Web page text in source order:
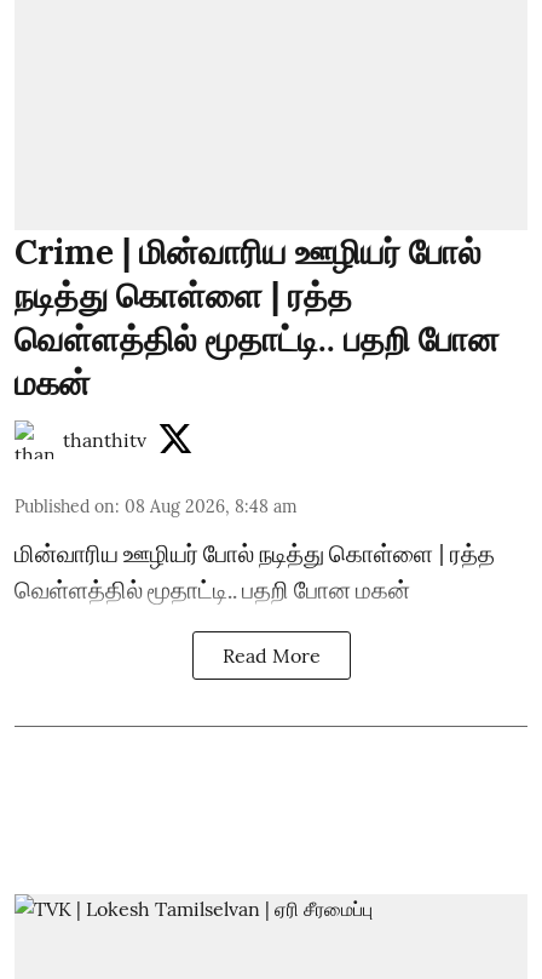
Crime | மின்வாரிய ஊழியர் போல்
நடித்து கொள்ளை | ரத்த
வெள்ளத்தில் மூதாட்டி.. பதறி போன
மகன்
thanthitv
Published on: 08 Aug 2026, 8:48 am
மின்வாரிய ஊழியர் போல் நடித்து கொள்ளை | ரத்த
வெள்ளத்தில் மூதாட்டி.. பதறி போன மகன்
Read More